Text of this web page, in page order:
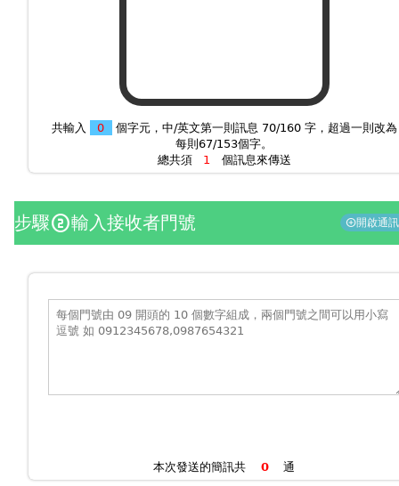
共輸入
個字元，中/英文第一則訊息 70/160 字，超過一則改為
每則67/153個字。
總共須
個訊息來傳送
步驟counter_2輸入接收者門號 add_circle開啟通
本次發送的簡訊共 通